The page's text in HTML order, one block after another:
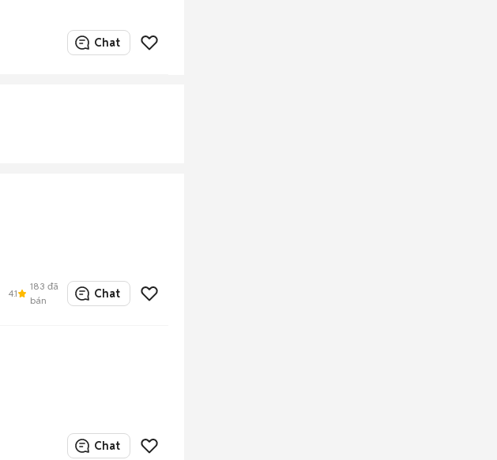
Chat
4.1
183 đã
bán
Chat
Chat